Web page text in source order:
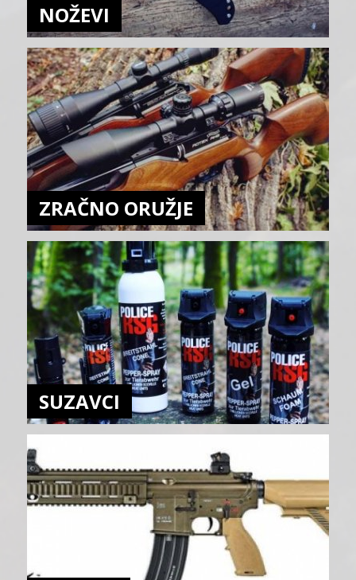
NOŽEVI
ZRAČNO ORUŽJE
SUZAVCI